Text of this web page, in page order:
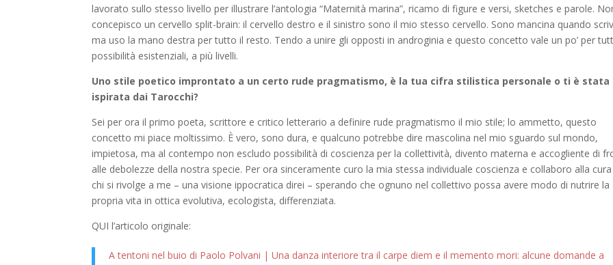
lavorato sullo stesso livello per illustrare l’antologia “Maternità marina”, ricamo di figure e versi, sketches e parole.
concepisco un cervello split-brain: il cervello destro e il sinistro sono il mio stesso cervello. Sono mancina quando
ma uso la mano destra per tutto il resto. Tendo a unire gli opposti in androginia e questo concetto vale un po’ per
possibilità esistenziali, a più livelli.
Uno stile poetico improntato a un certo rude pragmatismo, è la tua cifra stilistica personale o ti è stata
ispirata dai Tarocchi?
Sei per ora il primo poeta, scrittore e critico letterario a definire rude pragmatismo il mio stile; lo ammetto, questo
concetto mi piace moltissimo. È vero, sono dura, e qualcuno potrebbe dire mascolina nel mio sguardo sul mondo,
impietosa, ma al contempo non escludo possibilità di coscienza per la collettività, divento materna e accogliente di
alle debolezze della nostra specie. Per ora sinceramente curo la mia stessa individuale coscienza e collaboro alla cura
chi si rivolge a me – una visione ippocratica direi – sperando che ognuno nel collettivo possa avere modo di nutrire la
propria vita in ottica evolutiva, ecologista, differenziata.
QUI l’articolo originale:
A tentoni nel buio di Paolo Polvani | Una danza interiore tra il carpe diem e il memento mori: alcune domande a